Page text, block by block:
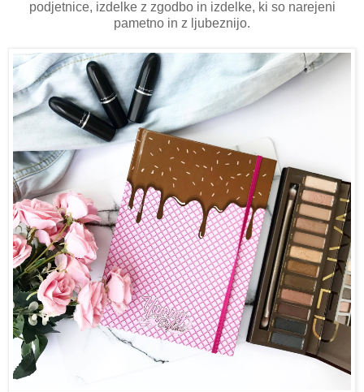
podjetnice, izdelke z zgodbo in izdelke, ki so narejeni
pametno in z ljubeznijo.